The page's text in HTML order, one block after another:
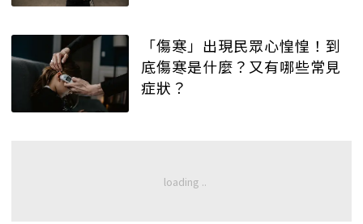
「傷寒」出現民眾心惶惶！到
底傷寒是什麼？又有哪些常見
症狀？